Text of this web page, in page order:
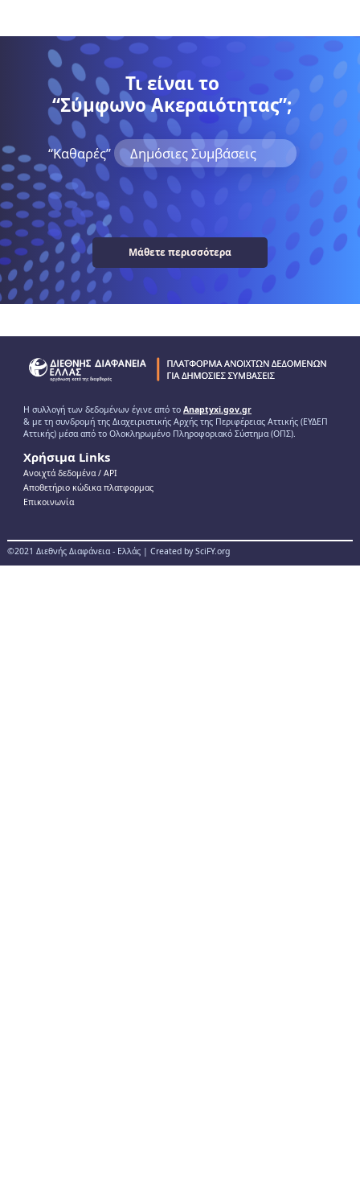
Τι είναι το
“Σύμφωνο Ακεραιότητας”;
“Kαθαρές” Δημόσιες Συμβάσεις
Μάθετε περισσότερα
Η συλλογή των δεδομένων έγινε από το Anaptyxi.gov.gr
& με τη συνδρομή της Διαχειριστικής Αρχής της Περιφέρειας Αττικής (ΕΥΔΕΠ
Αττικής) μέσα από το Ολοκληρωμένο Πληροφοριακό Σύστημα (ΟΠΣ).
Χρήσιμα Links
Ανοιχτά δεδομένα / ΑPI
Αποθετήριο κώδικα πλατφορμας
Επικοινωνία
©2021 Διεθνής Διαφάνεια - Ελλάς | Created by SciFY.org